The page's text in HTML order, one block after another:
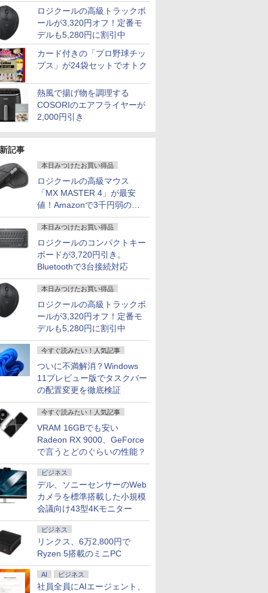
ロジクールの高級トラックボ
ールが3,320円オフ！定番モ
デルも5,280円に割引中
カード付きの「プロ野球チッ
プス」が24袋セットでオトク
熱風で揚げ物を調理する
COSORIのエアフライヤーが
2,000円引き
記事
本日みつけたお買い得品
ロジクールの高級マウス
「MX MASTER 4」が最安
値！Amazonで3千円弱の割
引
本日みつけたお買い得品
ロジクールのコンパクトキー
ボードが3,720円引き。
Bluetoothで3台接続対応
本日みつけたお買い得品
ロジクールの高級トラックボ
ールが3,320円オフ！定番モ
デルも5,280円に割引中
今すぐ読みたい！人気記事
ついに不満解消？Windows
11プレビュー版でタスクバー
の配置変更を徹底検証
今すぐ読みたい！人気記事
VRAM 16GBでも安い
Radeon RX 9000、GeForce
で言うとどのぐらいの性能？
ビジネス
デル、ソニーセンサーのWeb
カメラを標準搭載した小規模
会議向け43型4Kモニター
ビジネス
リンクス、6万2,800円で
Ryzen 5搭載のミニPC
AI ビジネス
社員全員にAIエージェント、